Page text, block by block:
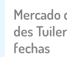
Mercado
des
fechas